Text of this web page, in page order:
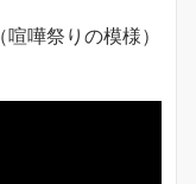
嘩祭りの模様）